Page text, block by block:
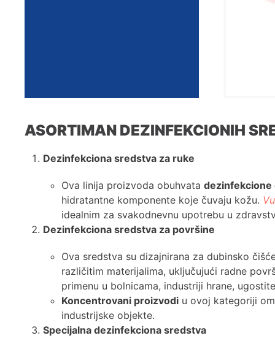
ASORTIMAN DEZINFEKCIONIH
Dezinfekciona sredstva za ruke
Ova linija proizvoda obuhvata dezinfekcione
hidratantne komponente koje čuvaju kožu.
idealnim za svakodnevnu upotrebu u
Dezinfekciona sredstva za površine
Ova sredstva su dizajnirana za dubinsko
različitim materijalima, uključujući radne
primenu u bolnicama, industriji hrane,
Koncentrovani proizvodi u ovoj kategoriji
industrijske objekte.
Specijalna dezinfekciona sredstva